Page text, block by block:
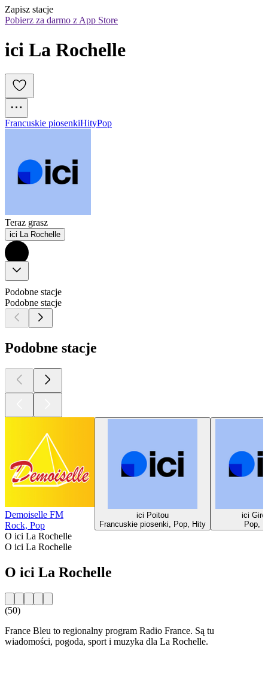
Zapisz stacje
Pobierz za darmo z App Store
ici La Rochelle
Francuskie piosenkiHityPop
Teraz grasz
ici La Rochelle
Podobne stacje
Podobne stacje
Podobne stacje
Demoiselle FM
Rock, Pop
ici Poitou
Francuskie piosenki, Pop, Hity
ici
Pop,
O ici La Rochelle
O ici La Rochelle
O ici La Rochelle
(50)
France Bleu to regionalny program Radio France. Są tu
wiadomości, pogoda, sport i muzyka dla La Rochelle.